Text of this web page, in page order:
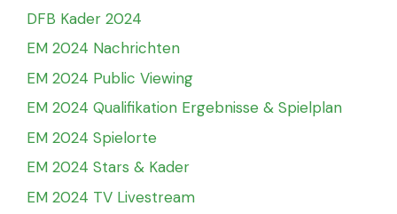
DFB Kader 2024
EM 2024 Nachrichten
EM 2024 Public Viewing
EM 2024 Qualifikation Ergebnisse & Spielplan
EM 2024 Spielorte
EM 2024 Stars & Kader
EM 2024 TV Livestream